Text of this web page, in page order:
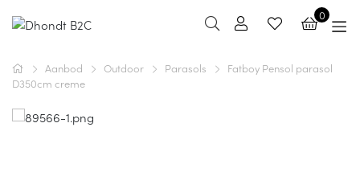
0
Aanbod Outdoor Parasols
Fatboy Pensol parasol
D350cm creme